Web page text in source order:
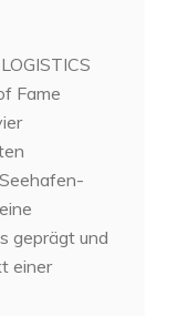
Fame
geprägt und
einer